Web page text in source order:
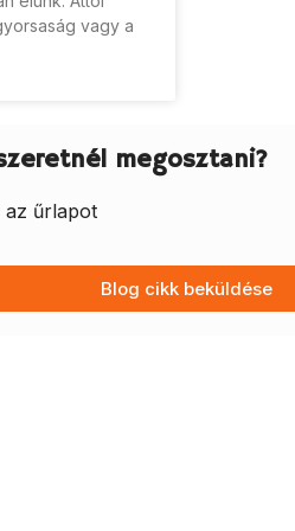
vagy a
megosztani?
az űrlapot
Blog cikk beküldése